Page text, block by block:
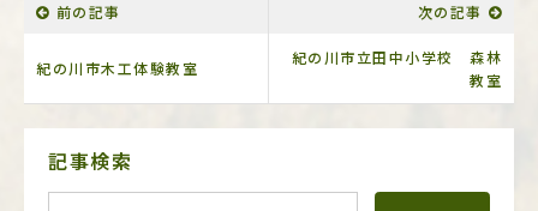
前の記事
紀の川市木工体験教室
次の記事
紀の川市立田中小学校 森林
教室
サ
記事検索